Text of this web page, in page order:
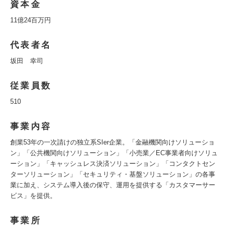
資本金
11億24百万円
代表者名
坂田 幸司
従業員数
510
事業内容
創業53年の一次請けの独立系SIer企業。「金融機関向けソリューショ
ン」「公共機関向けソリューション」「小売業／EC事業者向けソリュ
ーション」「キャッシュレス決済ソリューション」「コンタクトセン
ターソリューション」「セキュリティ・基盤ソリューション」の各事
業に加え、システム導入後の保守、運用を提供する「カスタマーサー
ビス」を提供。
事業所